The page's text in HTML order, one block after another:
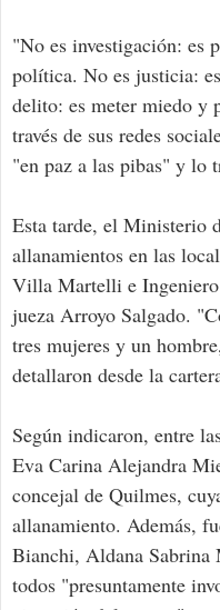
"No es investigación: es
política. No es justicia:
delito: es meter miedo y
través de sus redes
"en paz a las pibas" y lo
Esta tarde, el Ministerio
allanamientos en las
Villa Martelli e
jueza Arroyo Salgado.
tres mujeres y un
detallaron desde la
Según indicaron, entre
Eva Carina Alejandra
concejal de Quilmes,
allanamiento. Además,
Bianchi, Aldana Sabrina
todos "presuntamente